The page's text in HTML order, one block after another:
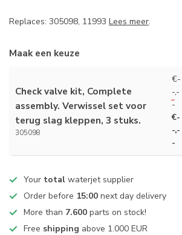
Replaces: 305098, 11993 Lees meer.
Maak een keuze
Check valve kit, Complete
assembly. Verwissel set voor
terug slag kleppen, 3 stuks.
305098
€-
-,-
-
€-
-,-
-
Your total waterjet supplier
Order before 15:00 next day delivery
More than 7.600 parts on stock!
Free shipping above 1.000 EUR